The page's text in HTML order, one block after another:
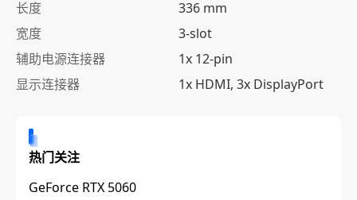
长度
336 mm
宽度
3-slot
辅助电源连接器
1x 12-pin
显示连接器
1x HDMI, 3x DisplayPort
热门关注
GeForce RTX 5060